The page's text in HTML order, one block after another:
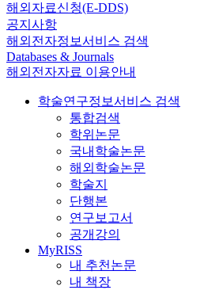
해외자료신청(E-DDS)
공지사항
해외전자정보서비스 검색
Databases & Journals
해외전자자료 이용안내
학술연구정보서비스 검색
통합검색
학위논문
국내학술논문
해외학술논문
학술지
단행본
연구보고서
공개강의
MyRISS
내 추천논문
내 책장